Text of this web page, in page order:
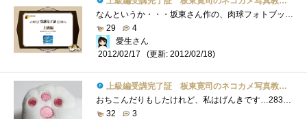
なんというか・・・坂東さん作の、肉球フォトブックが欲しい！
29
4
愛生さん
2012/02/17
(更新: 2012/02/18)
上級編受講完了証 板東寛司のネコカメ写真教室パート2
おちこんだりもしたけれど、私はげんきです…283個目。
32
3